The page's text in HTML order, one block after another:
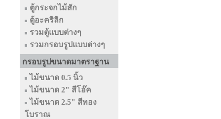
ตู้กระจกไม้สัก
ตู้อะคริลิก
รวมตู้แบบต่างๆ
รวมกรอบรูปแบบต่างๆ
กรอบรูปขนาดมาตราฐาน
ไม้ขนาด 0.5 นิ้ว
ไม้ขนาด 2" สีโอ๊ค
ไม้ขนาด 2.5" สีทอง
โบราณ